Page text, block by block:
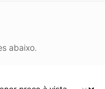
abaixo.